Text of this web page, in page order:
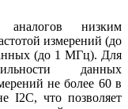
низким
измерений (до
(до 1 МГц). Для
данных
не более 60 в
I2C, что позволяет